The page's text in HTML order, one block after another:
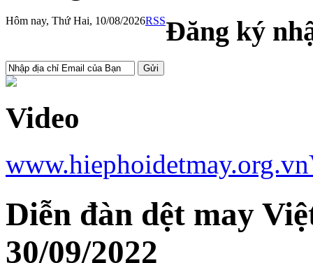
Hôm nay, Thứ Hai, 10/08/2026RSSĐăng ký
Video
www.hiephoidetmay.org.vn
Diễn đàn dệt may
30/09/2022